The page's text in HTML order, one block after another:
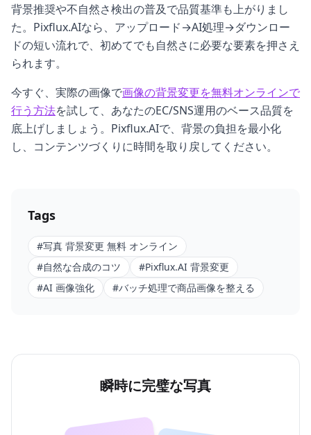
背景推奨や不自然さ検出の普及で品質基準も上がりまし
た。Pixflux.AIなら、アップロード→AI処理→ダウンロー
ドの短い流れで、初めてでも自然さに必要な要素を押さえ
られます。
今すぐ、実際の画像で画像の背景変更を無料オンラインで
行う方法を試して、あなたのEC/SNS運用のベース品質を
底上げしましょう。Pixflux.AIで、背景の負担を最小化
し、コンテンツづくりに時間を取り戻してください。
Tags
#写真 背景変更 無料 オンライン
#自然な合成のコツ #Pixflux.AI 背景変更
#AI 画像強化 #バッチ処理で商品画像を整える
瞬時に完璧な写真